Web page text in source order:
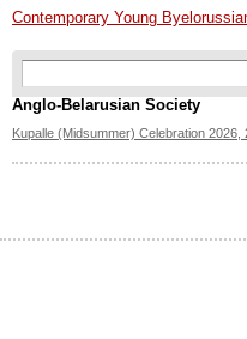
Contemporary Young
Search form
Anglo-Belarusian Society
Kupalle (Midsummer) Celebration